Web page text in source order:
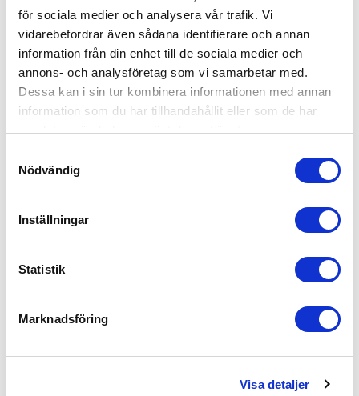
för sociala medier och analysera vår trafik. Vi
vidarebefordrar även sådana identifierare och annan
information från din enhet till de sociala medier och
annons- och analysföretag som vi samarbetar med.
Dessa kan i sin tur kombinera informationen med annan
information som du har tillhandahållit eller som de har
samlat in när du har använt deras tjänster.
Nödvändig
Inställningar
Statistik
Marknadsföring
Visa detaljer
Skapa inloggning, bli företagskund eller logga in för att beställa,
dokument.